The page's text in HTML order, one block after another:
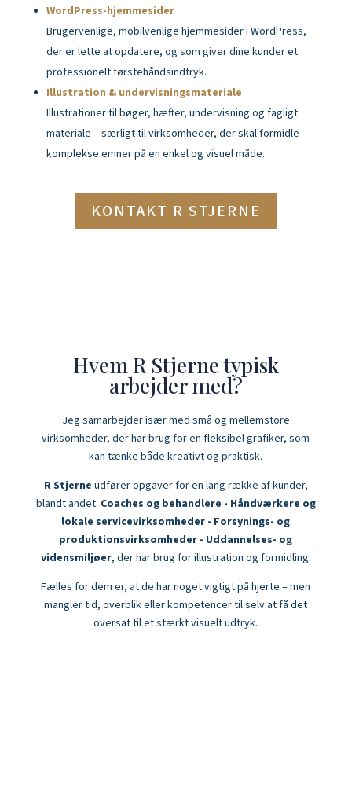
WordPress-hjemmesider
Brugervenlige, mobilvenlige hjemmesider i WordPress,
der er lette at opdatere, og som giver dine kunder et
professionelt førstehåndsindtryk.
Illustration & undervisningsmateriale
Illustrationer til bøger, hæfter, undervisning og fagligt
materiale – særligt til virksomheder, der skal formidle
komplekse emner på en enkel og visuel måde.
KONTAKT R STJERNE
Hvem R Stjerne typisk
arbejder med?
Jeg samarbejder især med små og mellemstore
virksomheder, der har brug for en fleksibel grafiker, som
kan tænke både kreativt og praktisk.
R Stjerne udfører opgaver for en lang række af kunder,
blandt andet: Coaches og behandlere - Håndværkere og
lokale servicevirksomheder - Forsynings- og
produktionsvirksomheder - Uddannelses- og
vidensmiljøer, der har brug for illustration og formidling.
Fælles for dem er, at de har noget vigtigt på hjerte – men
mangler tid, overblik eller kompetencer til selv at få det
oversat til et stærkt visuelt udtryk.